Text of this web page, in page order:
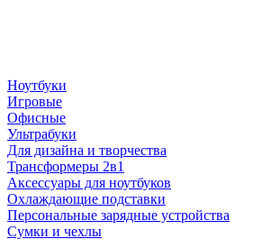
Ноутбуки
Игровые
Офисные
Ультрабуки
Для дизайна и творчества
Трансформеры 2в1
Аксессуары для ноутбуков
Охлаждающие подставки
Персональные зарядные устройства
Сумки и чехлы